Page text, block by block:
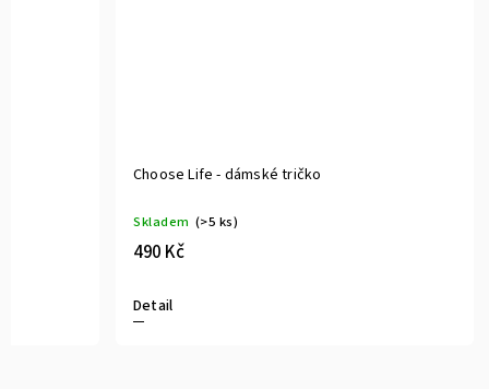
Choose Life - dámské tričko
Skladem (>5 ks)
490 Kč
Detail